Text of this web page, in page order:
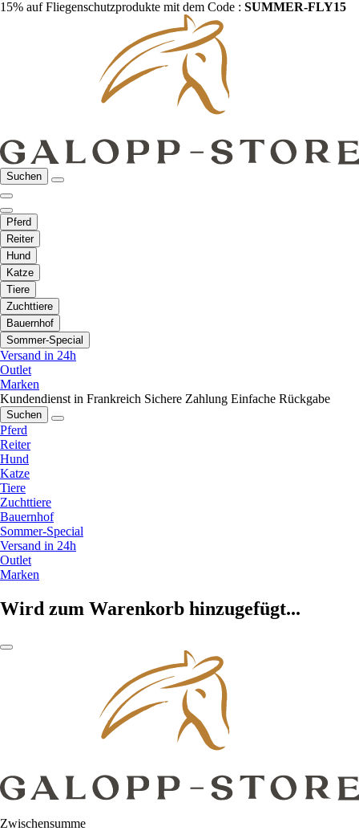
15% auf Fliegenschutzprodukte mit dem Code : SUMMER-FLY15
Suchen
Pferd
Reiter
Hund
Katze
Tiere
Zuchttiere
Bauernhof
Sommer-Special
Versand in 24h
Outlet
Marken
Kundendienst in Frankreich Sichere Zahlung Einfache Rückgabe
Suchen
Pferd
Reiter
Hund
Katze
Tiere
Zuchttiere
Bauernhof
Sommer-Special
Versand in 24h
Outlet
Marken
Wird zum Warenkorb hinzugefügt...
Zwischensumme